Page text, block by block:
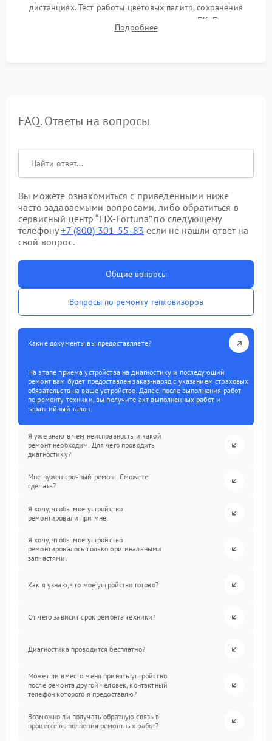
дистанциях. Тест работы цветовых палитр, сохранения
термограмм в память и передачи данных на ПК. Проверка
автономности работы и итоговый контроль качества.
Подробнее
FAQ. Ответы на вопросы
Вы можете ознакомиться с приведенными ниже
часто задаваемыми вопросами, либо обратиться в
сервисный центр “FIX-Fortuna” по следующему
телефону+7 (800) 301-55-83 если не нашли ответ на
свой вопрос.
Общие вопросы
Вопросы по ремонту тепловизоров
Какие документы вы предоставляете?
На этапе приема устройства на диагностику и последующий
ремонт вам будет предоставлен заказ-наряд с указанием страховых
обязательств на ваше устройство. Далее, после выполнения работ
по ремонту техники, вы получите акт выполненных работ и
гарантийный талон.
Я уже знаю в чем неисправность и какой
ремонт необходим. Для чего проводить
диагностику?
Мне нужен срочный ремонт. Сможете
сделать?
Я хочу, чтобы мое устройство
ремонтировали при мне.
Я хочу, чтобы мое устройство
ремонтировалось только оригинальными
запчастями.
Как я узнаю, что мое устройство готово?
От чего зависит срок ремонта техники?
Диагностика проводится бесплатно?
Может ли вместо меня принять устройство
после ремонта другой человек, контактный
телефон которого я предоставлю?
Возможно ли получать обратную связь в
процессе выполнения ремонтных работ?